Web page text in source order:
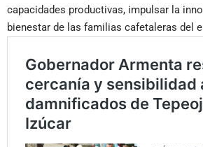
capacidades productivas, impulsar la
bienestar de las familias cafetaleras del